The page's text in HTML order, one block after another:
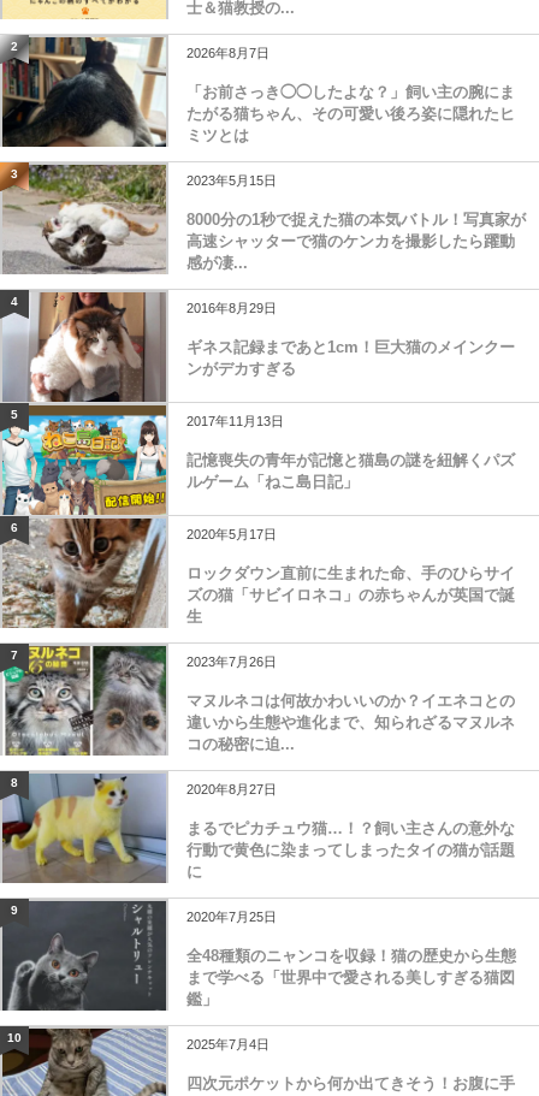
士＆猫教授の...
2 2026年8月7日
「お前さっき◯◯したよな？」飼い主の腕にま
たがる猫ちゃん、その可愛い後ろ姿に隠れたヒ
ミツとは
3 2023年5月15日
8000分の1秒で捉えた猫の本気バトル！写真家が
高速シャッターで猫のケンカを撮影したら躍動
感が凄...
4 2016年8月29日
ギネス記録まであと1cm！巨大猫のメインクー
ンがデカすぎる
5 2017年11月13日
記憶喪失の青年が記憶と猫島の謎を紐解くパズ
ルゲーム「ねこ島日記」
6 2020年5月17日
ロックダウン直前に生まれた命、手のひらサイ
ズの猫「サビイロネコ」の赤ちゃんが英国で誕
生
7 2023年7月26日
マヌルネコは何故かわいいのか？イエネコとの
違いから生態や進化まで、知られざるマヌルネ
コの秘密に迫...
8 2020年8月27日
まるでピカチュウ猫…！？飼い主さんの意外な
行動で黄色に染まってしまったタイの猫が話題
に
9 2020年7月25日
全48種類のニャンコを収録！猫の歴史から生態
まで学べる「世界中で愛される美しすぎる猫図
鑑」
10 2025年7月4日
四次元ポケットから何か出てきそう！お腹に手